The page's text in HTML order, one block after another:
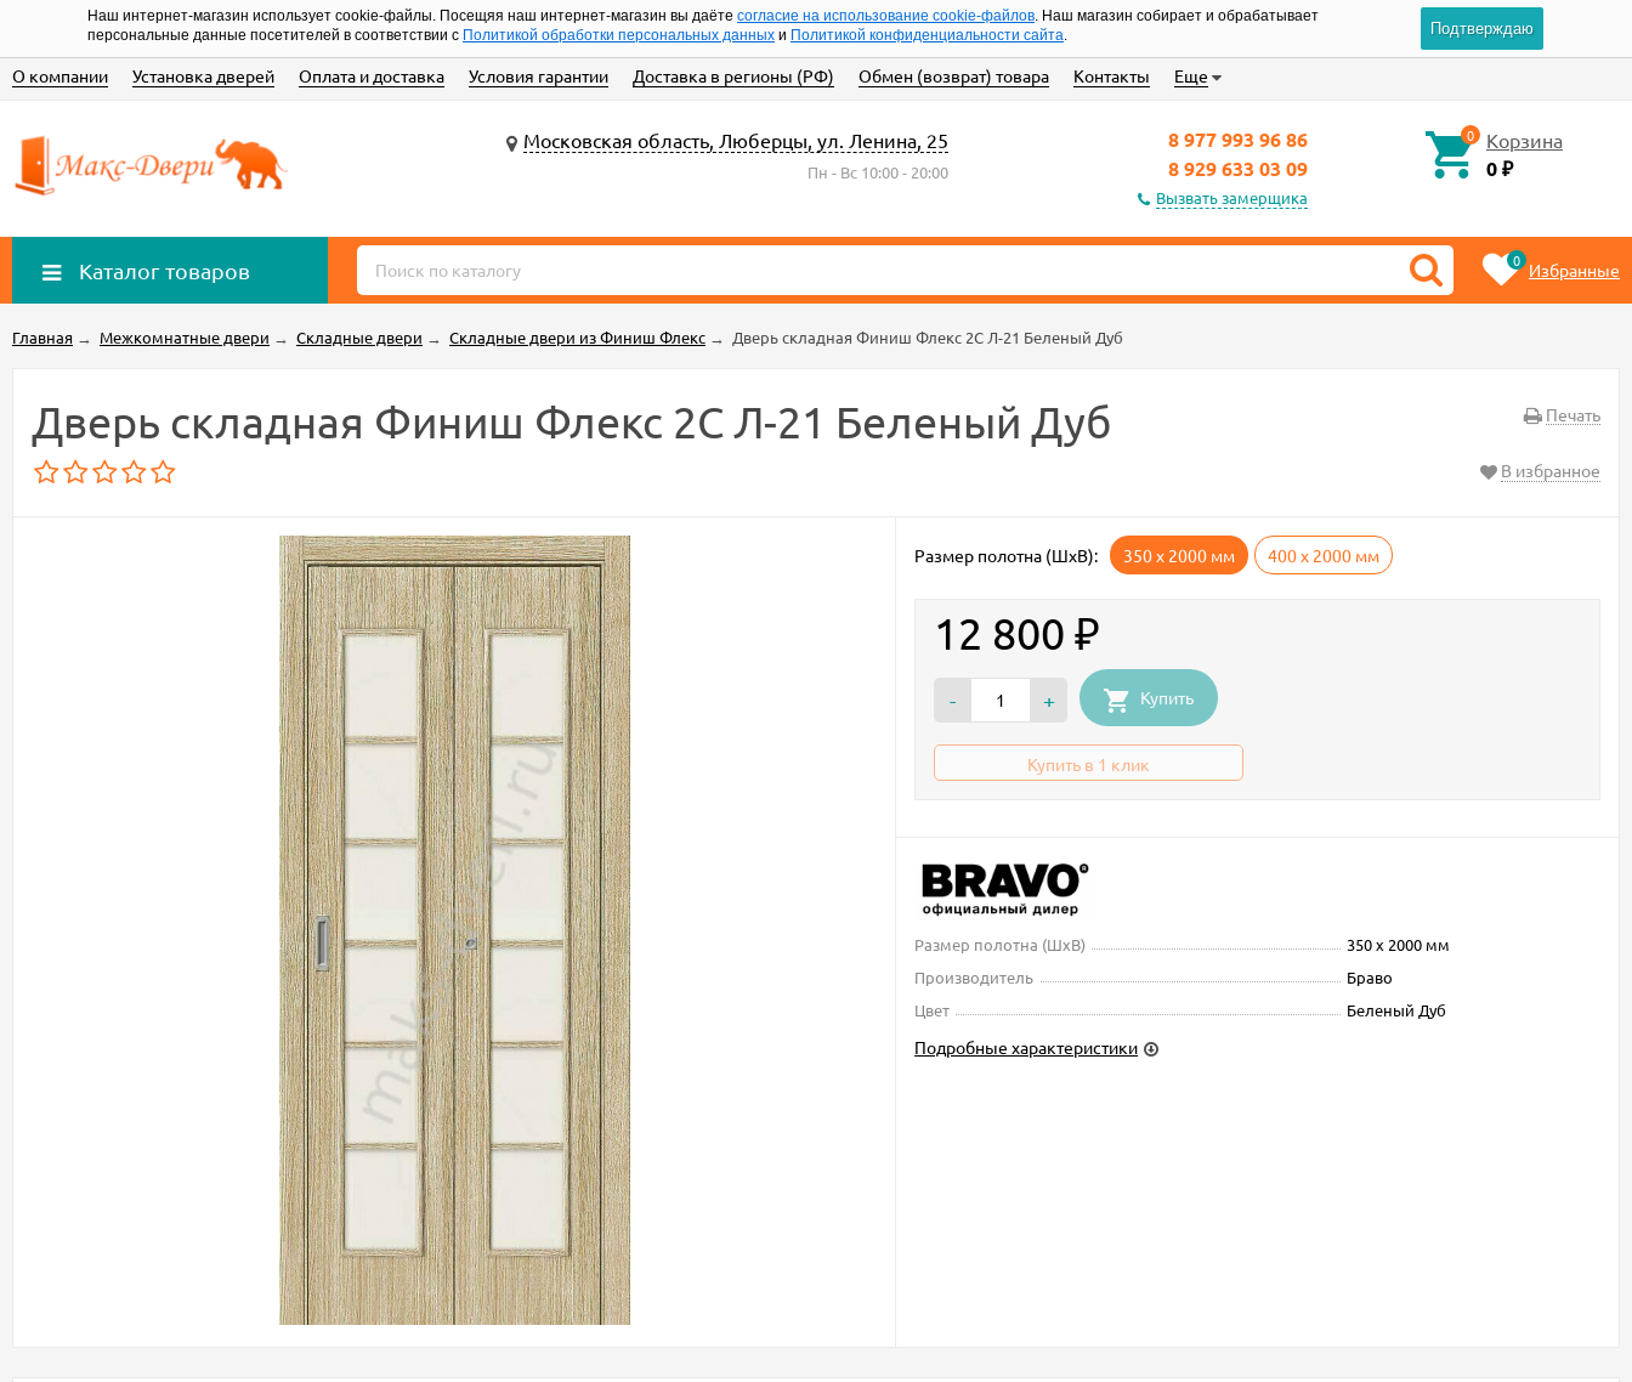
Наш интернет-магазин использует cookie-файлы. Посещяя наш интернет-магазин вы даёте согласие на использование cookie-файлов. Наш магазин собирает и обрабатывает
персональные данные посетителей в соответствии с Политикой обработки персональных данных и Политикой конфиденциальности сайта. Подтверждаю
О компании Установка дверей Оплата и доставка Условия гарантии Доставка в регионы (РФ) Обмен (возврат) товара Контакты Еще
Московская область, Люберцы, ул. Ленина, 25
Пн - Вс 10:00 - 20:00
8 977 993 96 86
8 929 633 03 09
Вызвать замерщика
0 Корзина
0₽
Каталог товаров 0 Избранные
Главная → Межкомнатные двери → Складные двери → Складные двери из Финиш Флекс → Дверь складная Финиш Флекс 2С Л-21 Беленый Дуб
Печать
Дверь складная Финиш Флекс 2С Л-21 Беленый Дуб
В избранное
Размер полотна (ШxВ): 350 х 2000 мм 400 х 2000 мм
12 800₽
- + Купить
Купить в 1 клик
Размер полотна (ШxВ)
350 х 2000 мм
Производитель
Браво
Цвет
Беленый Дуб
Подробные характеристики